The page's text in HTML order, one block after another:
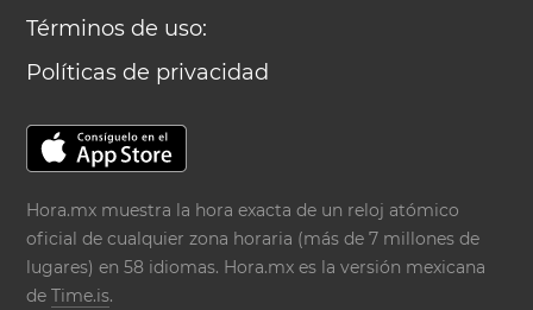
Términos de uso:
Políticas de privacidad
Hora.mx muestra la hora exacta de un reloj atómico
oficial de cualquier zona horaria (más de 7 millones de
lugares) en 58 idiomas. Hora.mx es la versión mexicana
deTime.is.